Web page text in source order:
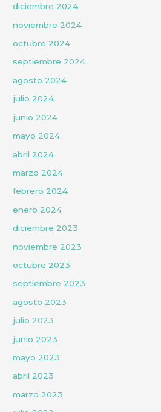
diciembre 2024
noviembre 2024
octubre 2024
septiembre 2024
agosto 2024
julio 2024
junio 2024
mayo 2024
abril 2024
marzo 2024
febrero 2024
enero 2024
diciembre 2023
noviembre 2023
octubre 2023
septiembre 2023
agosto 2023
julio 2023
junio 2023
mayo 2023
abril 2023
marzo 2023